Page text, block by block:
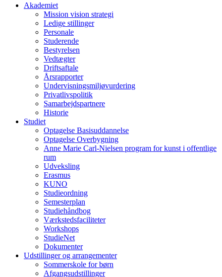
Akademiet
Mission vision strategi
Ledige stillinger
Personale
Studerende
Bestyrelsen
Vedtægter
Driftsaftale
Årsrapporter
Undervisningsmiljøvurdering
Privatlivspolitik
Samarbejdspartnere
Historie
Studiet
Optagelse Basisuddannelse
Optagelse Overbygning
Anne Marie Carl-Nielsen program for kunst i offentlige
rum
Udveksling
Erasmus
KUNO
Studieordning
Semesterplan
Studiehåndbog
Værkstedsfaciliteter
Workshops
StudieNet
Dokumenter
Udstillinger og arrangementer
Sommerskole for børn
Afgangsudstillinger